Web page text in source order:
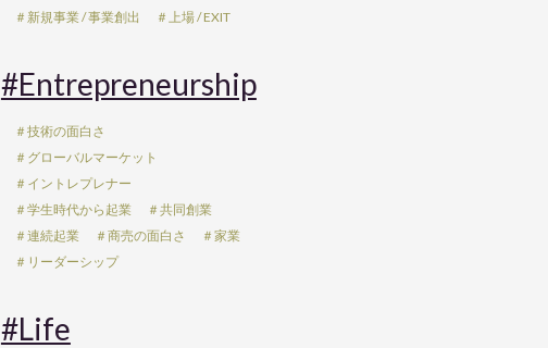
＃新規事業 / 事業創出
＃上場 / EXIT
#Entrepreneurship
＃技術の面白さ
＃グローバルマーケット
＃イントレプレナー
＃学生時代から起業
＃共同創業
＃連続起業
＃商売の面白さ
＃家業
＃リーダーシップ
#Life